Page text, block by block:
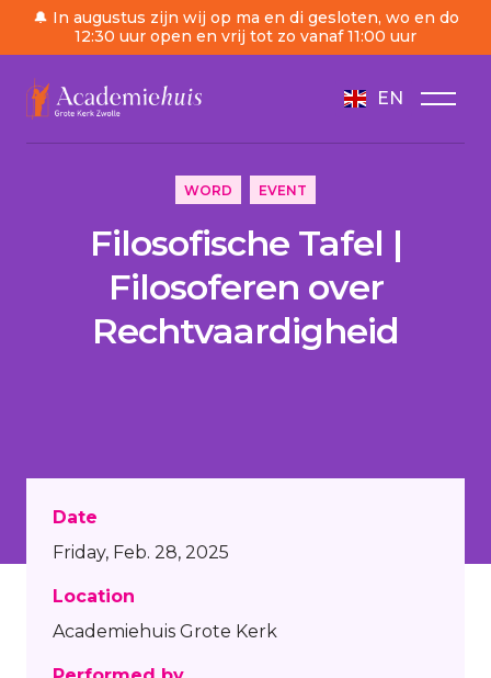
🔔 In augustus zijn wij op ma en di gesloten, wo en do
12:30 uur open en vrij tot zo vanaf 11:00 uur
EN
/
Agenda
WORD EVENT
Filosofische Tafel |
Filosoferen over
Rechtvaardigheid
Date
Friday, Feb. 28, 2025
Location
Academiehuis Grote Kerk